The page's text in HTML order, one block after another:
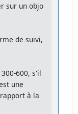
sur un objo
de suivi,
600, s'il
une
à la